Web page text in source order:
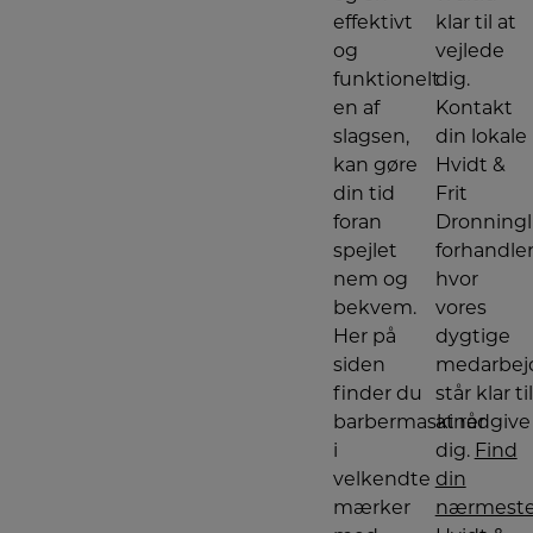
effektivt
og
funktionelt
en af
slagsen,
kan gøre
din tid
foran
spejlet
nem og
bekvem.
Her på
siden
finder du
barbermaskiner
i
velkendte
mærker
klar til at
vejlede
dig.
Kontakt
din lokale
Hvidt &
Frit
hvor
vores
dygtige
står klar til
at rådgive
dig. Find
din